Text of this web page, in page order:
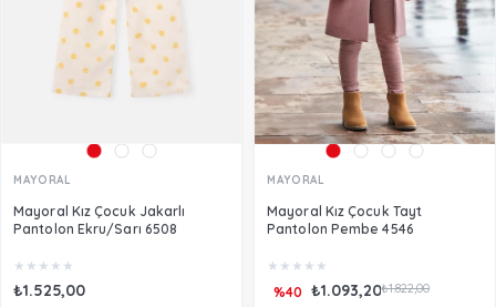
MAYORAL
Mayoral Kız Çocuk Jakarlı
Pantolon Ekru/Sarı 6508
★ ★ ★ ★ ★
₺1.525,00
MAYORAL
Mayoral Kız Çocuk Tayt
Pantolon Pembe 4546
★ ★ ★ ★ ★
₺1.093,20₺1.822,00
%40